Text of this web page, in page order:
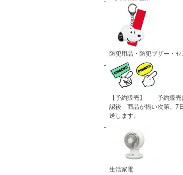
防犯用品・防犯ブザー・セ
【予約販売】 予約販売
認後 商品が揃い次第、7
送します。
生活家電